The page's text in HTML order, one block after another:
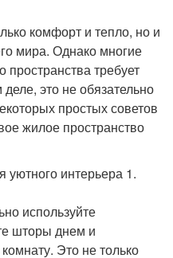
комфорт и тепло, но и
мира. Однако многие
пространства требует
это не обязательно
простых советов
жилое пространство
интерьера 1.
используйте
шторы днем и
Это не только